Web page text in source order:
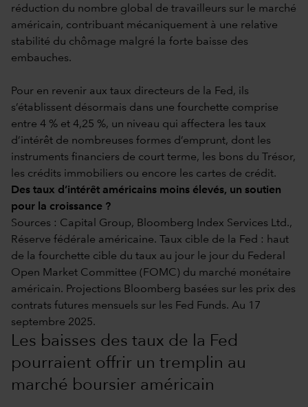
réduction du nombre global de travailleurs sur le marché
américain, contribuant mécaniquement à une relative
stabilité du chômage malgré la forte baisse des
embauches.
Pour en revenir aux taux directeurs de la Fed, ils
s’établissent désormais dans une fourchette comprise
entre 4 % et 4,25 %, un niveau qui affectera les taux
d’intérêt de nombreuses formes d’emprunt, dont les
instruments financiers de court terme, les bons du Trésor,
les crédits immobiliers ou encore les cartes de crédit.
Des taux d’intérêt américains moins élevés, un soutien
pour la croissance ?
Sources : Capital Group, Bloomberg Index Services Ltd.,
Réserve fédérale américaine. Taux cible de la Fed : haut
de la fourchette cible du taux au jour le jour du Federal
Open Market Committee (FOMC) du marché monétaire
américain. Projections Bloomberg basées sur les prix des
contrats futures mensuels sur les Fed Funds. Au 17
septembre 2025.
Les baisses des taux de la Fed
pourraient offrir un tremplin au
marché boursier américain